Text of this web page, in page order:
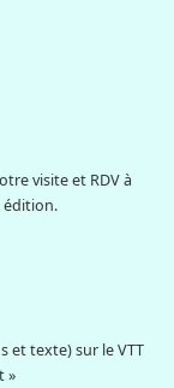
visite et RDV à
édition.
et texte) sur le VTT
»